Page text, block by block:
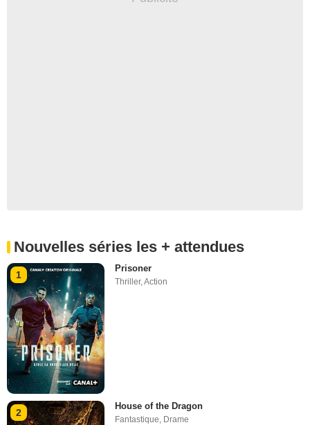
Nouvelles séries les + attendues
1
Prisoner
Thriller,Action
2
House of the Dragon
Fantastique Drame